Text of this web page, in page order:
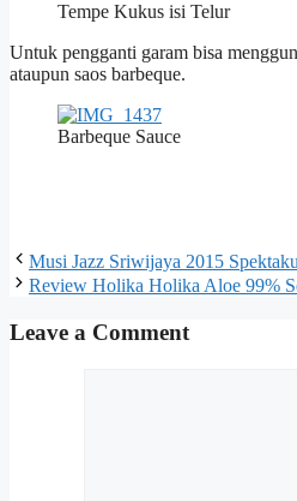
Tempe Kukus isi Telur
Untuk pengganti garam bisa
ataupun saos barbeque.
Barbeque Sauce
Musi Jazz Sriwijaya 2015
Review Holika Holika Aloe 99%
Leave a Comment